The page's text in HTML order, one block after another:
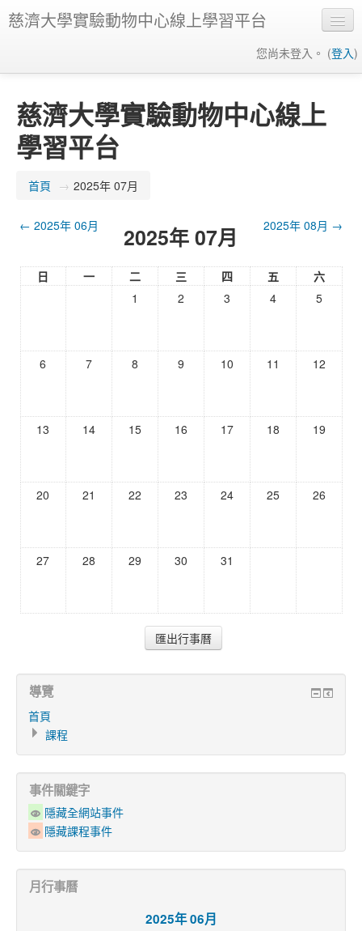
慈濟大學實驗動物中心線上學習平台
您尚未登入。 (登入)
慈濟大學實驗動物中心線上
學習平台
首頁 → 2025年 07月
← 2025年 06月 2025年 07月 2025年 08月 →
日 一 二 三 四 五
六
1
2 3 4 5
6 7 8 9 10 11 12
13 14 15 16 17 18 19
20 21 22 23 24 25 26
27 28 29 30 31
導覽
首頁
課程
事件關鍵字
隱藏全網站事件
隱藏課程事件
月行事曆
2025年 06月